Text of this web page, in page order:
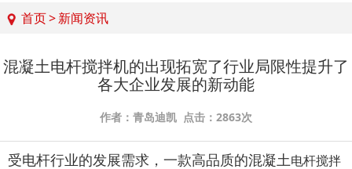
首页>新闻资讯
混凝土电杆搅拌机的出现拓宽了行业局限性提升了
各大企业发展的新动能
作者：青岛迪凯 点击：2863次
受电杆行业的发展需求，一款高品质的混凝土电杆搅拌